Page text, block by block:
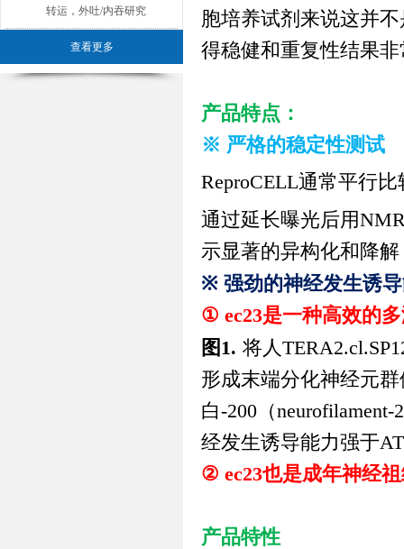
转运，外吐/内吞研究
查看更多
胞培养试剂来说这并
得稳健和重复性结果
产品特点：
※ 严格的稳定性测试
ReproCELL通常平行比
通过延长曝光后用
示显著的异构化和降
※ 强劲的神经发生诱
① ec23是一种高效的
图1. 将人
形成末端分化神经元
白-200 （neurofilament-
经发生诱导能力强于
② ec23也是成年神经
产品特性